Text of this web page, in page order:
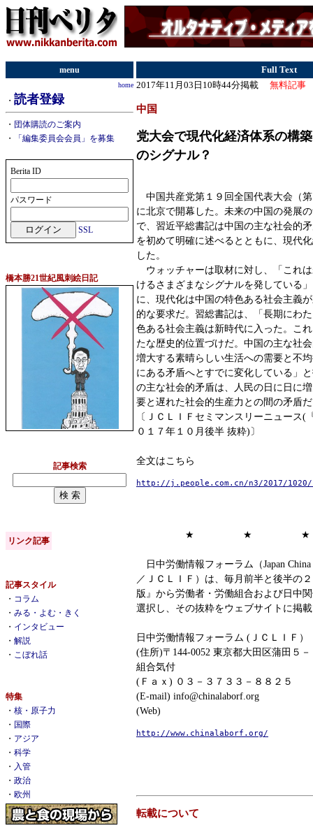
menu
home
・ 読者登録
・ 団体購読のご案内
・
「編集委員会会員」を募集
Berita ID
パスワード
SSL
橋本勝21世紀風刺絵日記
記事検索
リンク記事
記事スタイル
・ コラム
・ みる・よむ・きく
・ インタビュー
・ 解説
・ こぼれ話
特集
・ 核・原子力
・ 国際
・ アジア
・ 科学
・ 入管
・ 政治
・ 欧州
Full Text
2017年11月03日10時44分掲載 無料記事
中国
党大会で現代化経済体系の構
のシグナル？
中国共産党第１９回全国代表大会（
に北京で開幕した。未来の中国の発展
で、習近平総書記は中国の主な社会的
を初めて明確に述べるとともに、現代
した。
ウォッチャーは取材に対し、「これ
けるさまざまなシグナルを発している
に、現代化は中国の特色ある社会主義
的な要求だ。習総書記は、「長期にわ
色ある社会主義は新時代に入った。こ
たな歴史的位置づけだ。中国の主な社
増大する素晴らしい生活への需要と不
にある矛盾へとすでに変化している」
の主な社会的矛盾は、人民の日に日に
要と遅れた社会的生産力との間の矛盾
〔ＪＣＬＩＦセミマンスリーニュー
０１７年１０月後半 抜粋)〕
全文はこちら
http://j.people.com.cn/n3/2017/1020/
★ ★ ★
日中労働情報フォーラム（Japan
／ＪＣＬＩＦ）は、毎月前半と後半の
版』から労働者・労働組合および日中
選択し、その抜粋をウェブサイトに掲
日中労働情報フォーラム (ＪＣＬＩＦ）
(住所)〒144-0052 東京都大田区蒲田５
組合気付
(Ｆａｘ) ０３－３７３３－８８２５
(E-mail) info@chinalaborf.org
(Web)
http://www.chinalaborf.org/
転載について